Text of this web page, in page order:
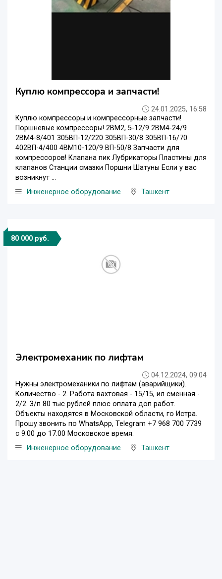
Куплю компрессора и запчасти!
24.01.2025, 16:58
Куплю компрессоры и компрессорные запчасти!
Поршневые компрессоры! 2ВМ2, 5-12/9 2ВМ4-24/9
2ВМ4-8/401 305ВП-12/220 305ВП-30/8 305ВП-16/70
402ВП-4/400 4ВМ10-120/9 ВП-50/8 Запчасти для
компрессоров! Клапана пик Лубрикаторы Пластины для
клапанов Станции смазки Поршни Шатуны Если у вас
возникнут ...
Инженерное оборудование
Ташкент
80 000 руб.
Электромеханик по лифтам
04.12.2024, 09:04
Нужны электромеханики по лифтам (аварийщики).
Количество - 2. Работа вахтовая - 15/15, ил сменная -
2/2. З/п 80 тыс рублей плюс оплата доп работ.
Объекты находятся в Московской области, го Истра.
Прошу звонить по WhatsApp, Telegram +7 968 700 7739
с 9.00 до 17.00 Московское время.
Инженерное оборудование
Ташкент